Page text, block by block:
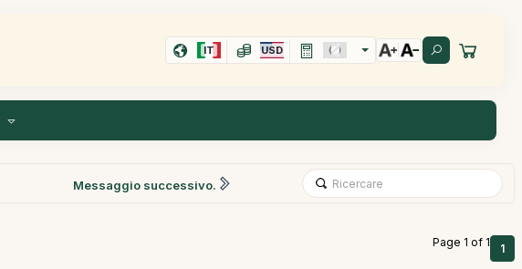
IT USD
Messaggio successivo.
Page 1 of 1 1